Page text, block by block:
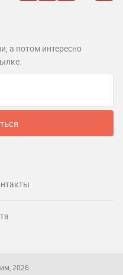
а потом интересно
2026